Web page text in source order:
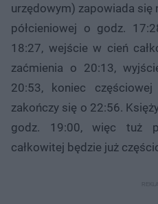
urzędowym) zapowiada
półcieniowej o godz.
18:27, wejście w cień
zaćmienia o 20:13,
20:53, koniec
zakończy się o 22:56.
godz. 19:00, więc tuż
całkowitej będzie już